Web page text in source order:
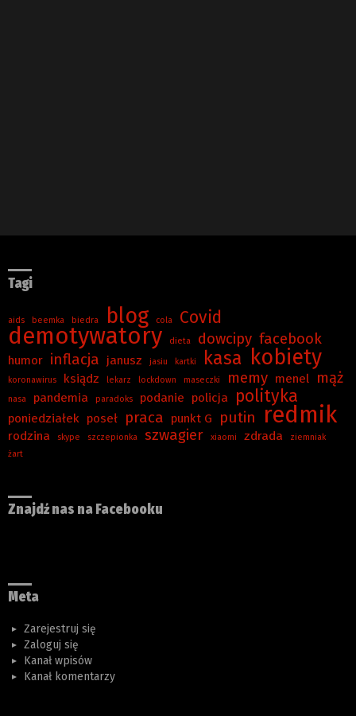
Tagi
aids beemka biedra blog cola Covid
demotywatory dieta dowcipy facebook
humor inflacja janusz jasiu kartki kasa kobiety
koronawirus ksiądz lekarz lockdown maseczki memy menel mąż
nasa pandemia paradoks podanie policja polityka
poniedziałek poseł praca punkt G putin redmik
rodzina skype szczepionka szwagier xiaomi zdrada
ziemniak
żart
Znajdź nas na Facebooku
Meta
Zarejestruj się
Zaloguj się
Kanał wpisów
Kanał komentarzy